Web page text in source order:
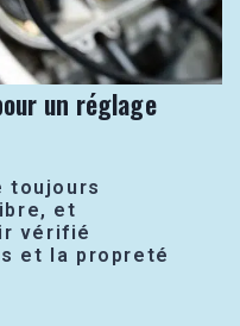
un réglage
toujours
et
vérifié
et la propreté